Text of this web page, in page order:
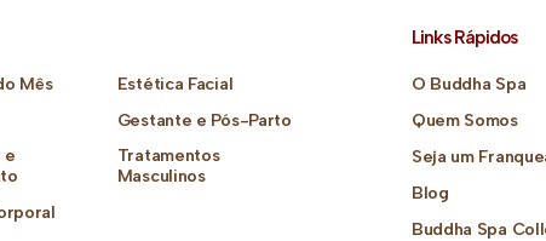
Mês
e
Estética Facial
Gestante e Pós-Parto
Tratamentos
Masculinos
Links Rápidos
O Buddha Spa
Quem Somos
Seja um
Blog
Buddha Spa